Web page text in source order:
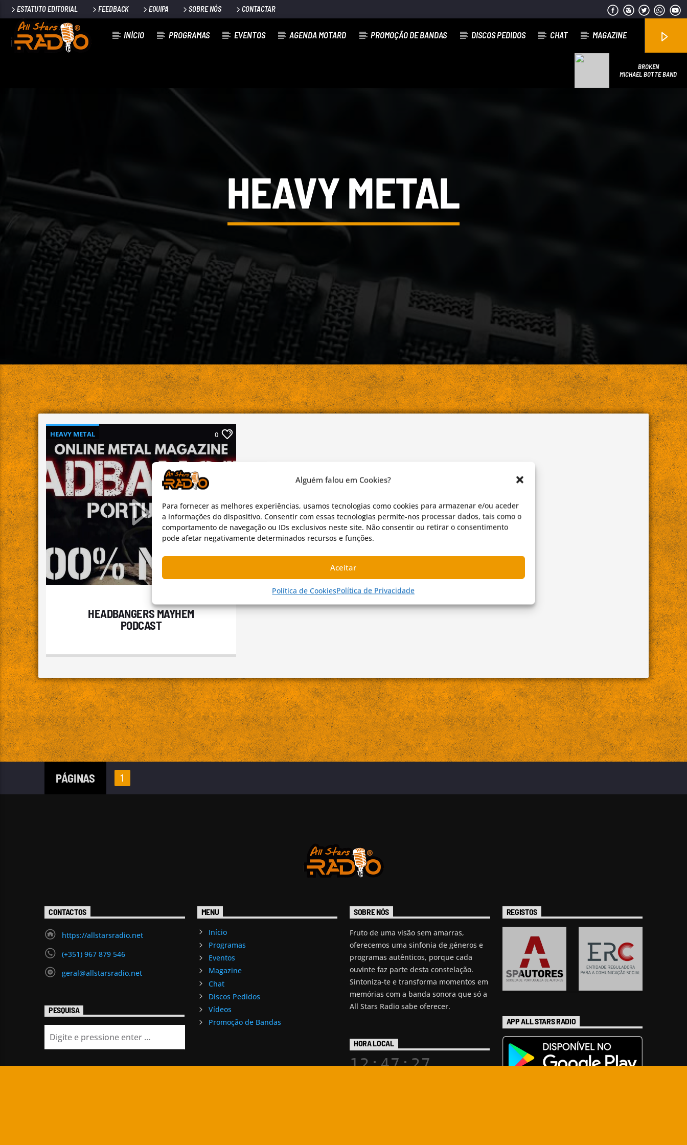
Alguém falou em Cookies?
Para fornecer as melhores experiências, usamos tecnologias como cookies para armazenar e/ou aceder
a informações do dispositivo. Consentir com essas tecnologias permite-nos processar dados, tais como o
comportamento de navegação ou IDs exclusivos neste site. Não consentir ou retirar o consentimento
pode afetar negativamente determinados recursos e funções.
Aceitar
Política de CookiesPolítica de Privacidade
ESTATUTO EDITORIAL FEEDBACK EQUIPA SOBRE NÓS CONTACTAR
INÍCIO PROGRAMAS EVENTOS AGENDA MOTARD PROMOÇÃO DE BANDAS DISCOS PEDIDOS CHAT MAGAZINE
BROKEN
MICHAEL BOTTE BAND
⁠HEAVY METAL
⁠HEAVY METAL 0
HEADBANGERS MAYHEM
PODCAST
PÁGINAS 1
CONTACTOS
https://allstarsradio.net
(+351) 967 879 546
geral@allstarsradio.net
MENU
Início
Programas
Eventos
Magazine
Chat
Discos Pedidos
Vídeos
Promoção de Bandas
SOBRE NÓS
Fruto de uma visão sem amarras,
oferecemos uma sinfonia de géneros e
programas autênticos, porque cada
ouvinte faz parte desta constelação.
Sintoniza-te e transforma momentos em
memórias com a banda sonora que só a
All Stars Radio sabe oferecer.
REGISTOS
PESQUISA
APP ALL STARS RADIO
HORA LOCAL
12:47:28